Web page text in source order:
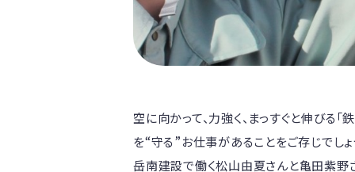
空に向かって、力強く、まっすぐと伸びる
を“守る”お仕事があることをご存じでし
岳南建設で働く松山由夏さんと亀田紫野